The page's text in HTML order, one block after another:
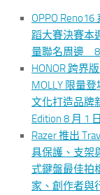
OPPO
蹈大賽決賽本
量聯名周邊 8
HONOR 跨界
MOLLY 限量
文化打造品牌
Edition 8 月 1
Razer 推出
具保護、支架
式鍵盤最佳
家、創作者與